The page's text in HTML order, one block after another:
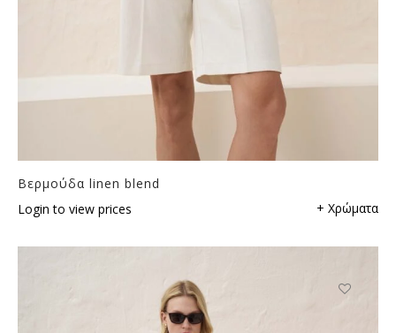
Βερμούδα linen blend
Login to view prices
+ Χρώματα